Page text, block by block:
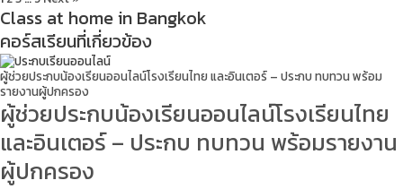
Class at home in Bangkok
คอร์สเรียนที่เกี่ยวข้อง
ผู้ช่วยประกบน้องเรียนออนไลน์โรงเรียนไทย และอินเตอร์ – ประกบ ทบทวน พร้อม
รายงานผู้ปกครอง
ผู้ช่วยประกบน้องเรียนออนไลน์โรงเรียนไทย
และอินเตอร์ – ประกบ ทบทวน พร้อมรายงาน
ผู้ปกครอง